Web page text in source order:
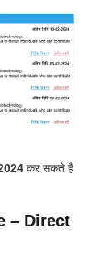
कर सकते है
– Direct